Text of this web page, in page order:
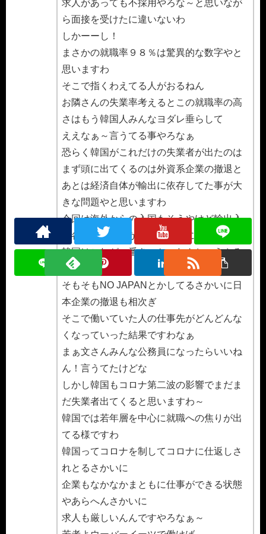
求人があっても不採用やろな～と思いなが
ら面接を受けたに違いないわ
しかーーし！
まさかの就職率９８％は驚異的な数字やと
思いますわ
そこで指くわえてる人がおるねん
お隣さんの失業率考えるとこの就職率の高
さはもう韓国人みんなヨダレ垂らして
ええなぁ～言うてる事やろなぁ
恐らく韓国がこれだけの失業者が出たのは
まず頭に出てくるのは外資系企業の撤退と
あとは経済自体が輸出に依存してた事が大
きな問題やと思いますわ
今回は海外からの入国もそうやけど輸出入
の各国での制限が出たさかいに
韓国はこれが一番きつかったんちゃうやろ
か
そもそもNO JAPANとかしてるさかいに日
本企業の撤退も相次ぎ
そこで働いていた人の仕事先がどんどんな
くなっていった結果ですわなぁ
まぁ文さんみんな公務員になったらいいね
ん！言うてたけどな
しかし韓国もコロナ第二波の影響でまだま
だ失業者出てくると思いますわ～
韓国では若年層を中心に就職への焦りが出
てる様ですわ
韓国ってコロナを制してコロナに仕返しさ
れとるさかいに
企業もなかなかまともに仕事ができる状態
やあらへんさかいに
求人も厳しいんんですやろなぁ～